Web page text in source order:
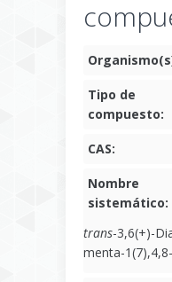
Tipo de
compuesto:
CAS:
Nombre
sistemático:
trans-3,6(+)-
menta-